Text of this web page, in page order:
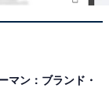
マン：ブランド・